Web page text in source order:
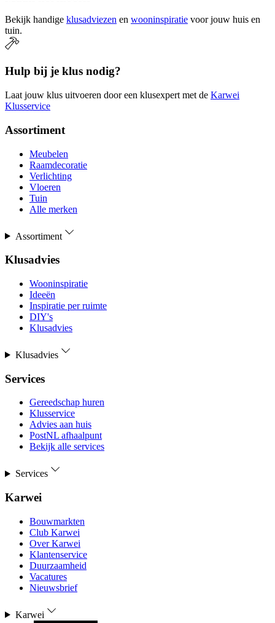
Bekijk handige klusadviezen en wooninspiratie voor jouw huis en
tuin.
Hulp bij je klus nodig?
Laat jouw klus uitvoeren door een klusexpert met de Karwei
Klusservice
Assortiment
Meubelen
Raamdecoratie
Verlichting
Vloeren
Tuin
Alle merken
Assortiment
Klusadvies
Wooninspiratie
Ideeën
Inspiratie per ruimte
DIY's
Klusadvies
Klusadvies
Services
Gereedschap huren
Klusservice
Advies aan huis
PostNL afhaalpunt
Bekijk alle services
Services
Karwei
Bouwmarkten
Club Karwei
Over Karwei
Klantenservice
Duurzaamheid
Vacatures
Nieuwsbrief
Karwei